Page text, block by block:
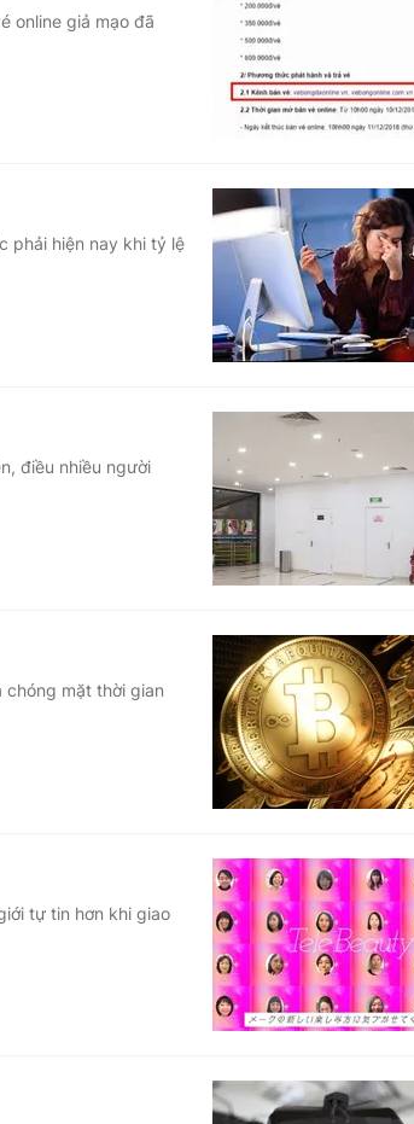
online giả mạo đã
phải hiện nay khi tỷ lệ
điều nhiều người
chóng mặt thời gian
tự tin hơn khi giao